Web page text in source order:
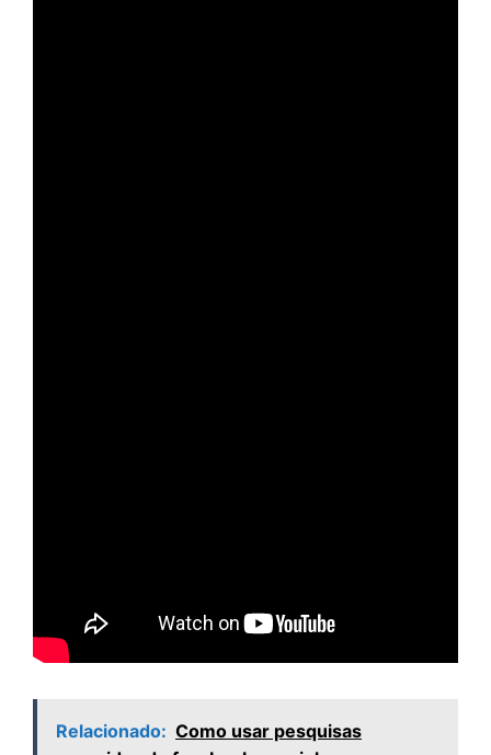
Relacionado: Como usar pesquisas